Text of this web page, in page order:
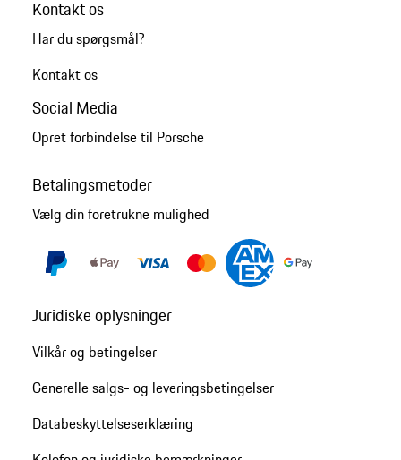
Kontakt os
Har du spørgsmål?
Kontakt os
Social Media
Opret forbindelse til Porsche
Betalingsmetoder
Vælg din foretrukne mulighed
Juridiske oplysninger
Vilkår og betingelser
Generelle salgs- og leveringsbetingelser
Databeskyttelseserklæring